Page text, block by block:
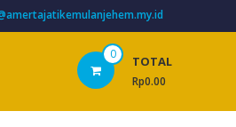
0 TOTAL
Rp0.00